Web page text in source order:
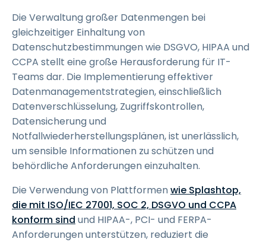
Die Verwaltung großer Datenmengen bei
gleichzeitiger Einhaltung von
Datenschutzbestimmungen wie DSGVO, HIPAA und
CCPA stellt eine große Herausforderung für IT-
Teams dar. Die Implementierung effektiver
Datenmanagementstrategien, einschließlich
Datenverschlüsselung, Zugriffskontrollen,
Datensicherung und
Notfallwiederherstellungsplänen, ist unerlässlich,
um sensible Informationen zu schützen und
behördliche Anforderungen einzuhalten.
Die Verwendung von Plattformenwie Splashtop,
die mit ISO/IEC 27001, SOC 2, DSGVO und CCPA
konform sind und HIPAA-, PCI- und FERPA-
Anforderungen unterstützen, reduziert die